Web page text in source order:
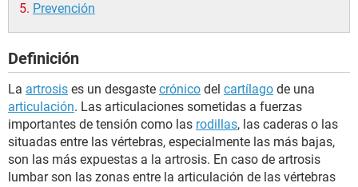
Prevención
Definición
La artrosis es un desgaste crónico del cartílago de una
articulación. Las articulaciones sometidas a fuerzas
importantes de tensión como las rodillas, las caderas o las
situadas entre las vértebras, especialmente las más bajas,
son las más expuestas a la artrosis. En caso de artrosis
lumbar son las zonas entre la articulación de las vértebras